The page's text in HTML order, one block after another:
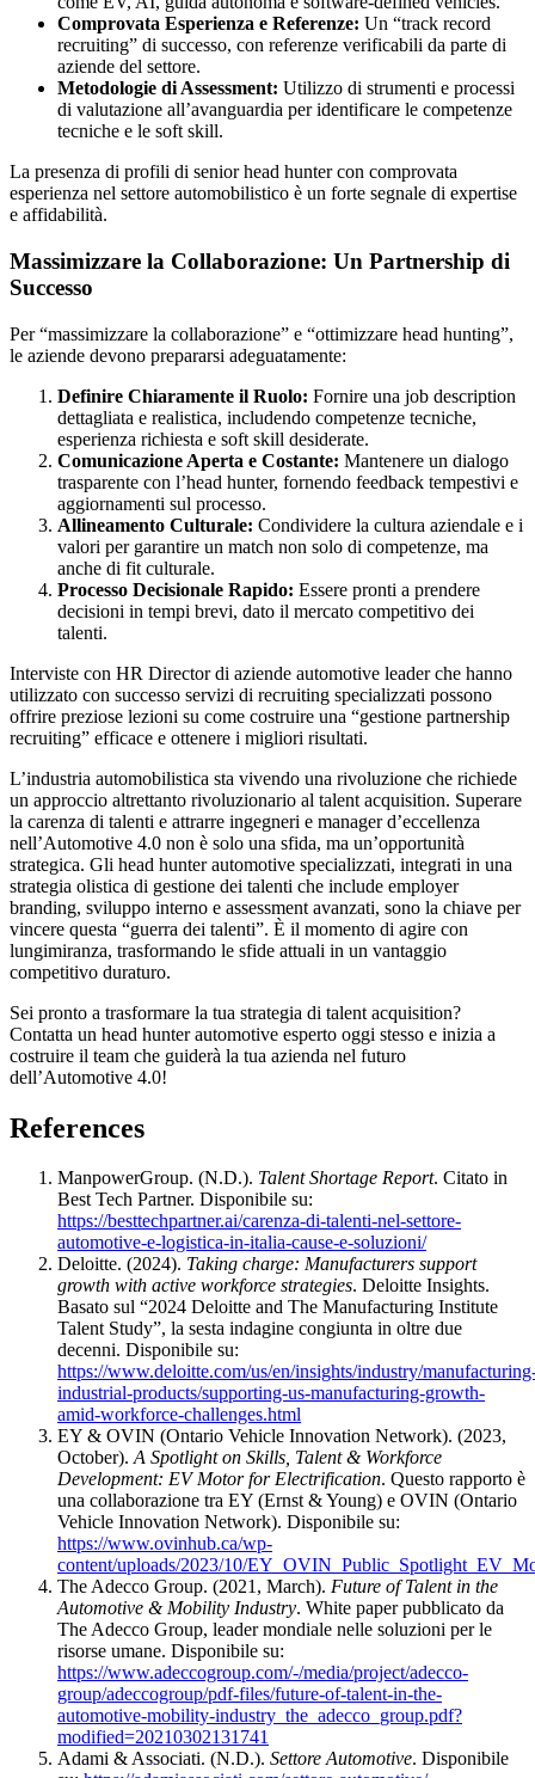
Comprovata Esperienza e Referenze: Un “track record
recruiting” di successo, con referenze verificabili da parte di
aziende del settore.
Metodologie di Assessment: Utilizzo di strumenti e processi
di valutazione all’avanguardia per identificare le competenze
tecniche e le soft skill.
La presenza di profili di senior head hunter con comprovata
esperienza nel settore automobilistico è un forte segnale di expertise
e affidabilità.
Massimizzare la Collaborazione: Un Partnership di
Successo
Per “massimizzare la collaborazione” e “ottimizzare head hunting”,
le aziende devono prepararsi adeguatamente:
Definire Chiaramente il Ruolo: Fornire una job description
dettagliata e realistica, includendo competenze tecniche,
esperienza richiesta e soft skill desiderate.
Comunicazione Aperta e Costante: Mantenere un dialogo
trasparente con l’head hunter, fornendo feedback tempestivi e
aggiornamenti sul processo.
Allineamento Culturale: Condividere la cultura aziendale e i
valori per garantire un match non solo di competenze, ma
anche di fit culturale.
Processo Decisionale Rapido: Essere pronti a prendere
decisioni in tempi brevi, dato il mercato competitivo dei
talenti.
Interviste con HR Director di aziende automotive leader che hanno
utilizzato con successo servizi di recruiting specializzati possono
offrire preziose lezioni su come costruire una “gestione partnership
recruiting” efficace e ottenere i migliori risultati.
L’industria automobilistica sta vivendo una rivoluzione che richiede
un approccio altrettanto rivoluzionario al talent acquisition. Superare
la carenza di talenti e attrarre ingegneri e manager d’eccellenza
nell’Automotive 4.0 non è solo una sfida, ma un’opportunità
strategica. Gli head hunter automotive specializzati, integrati in una
strategia olistica di gestione dei talenti che include employer
branding, sviluppo interno e assessment avanzati, sono la chiave per
vincere questa “guerra dei talenti”. È il momento di agire con
lungimiranza, trasformando le sfide attuali in un vantaggio
competitivo duraturo.
Sei pronto a trasformare la tua strategia di talent acquisition?
Contatta un head hunter automotive esperto oggi stesso e inizia a
costruire il team che guiderà la tua azienda nel futuro
dell’Automotive 4.0!
References
ManpowerGroup. (N.D.). Talent Shortage Report. Citato in
Best Tech Partner. Disponibile su:
https://besttechpartner.ai/carenza-di-talenti-nel-settore-
automotive-e-logistica-in-italia-cause-e-soluzioni/
Deloitte. (2024). Taking charge: Manufacturers support
growth with active workforce strategies. Deloitte Insights.
Basato sul “2024 Deloitte and The Manufacturing Institute
Talent Study”, la sesta indagine congiunta in oltre due
decenni. Disponibile su:
https://www.deloitte.com/us/en/insights/industry/
industrial-products/supporting-us-manufacturing-growth-
amid-workforce-challenges.html
EY & OVIN (Ontario Vehicle Innovation Network). (2023,
October).A Spotlight on Skills, Talent & Workforce
Development: EV Motor for Electrification. Questo rapporto è
una collaborazione tra EY (Ernst & Young) e OVIN (Ontario
Vehicle Innovation Network). Disponibile su:
https://www.ovinhub.ca/wp-
content/uploads/2023/10/
The Adecco Group. (2021, March). Future of Talent in the
Automotive & Mobility Industry. White paper pubblicato da
The Adecco Group, leader mondiale nelle soluzioni per le
risorse umane. Disponibile su:
https://www.adeccogroup.com/-/media/project/adecco-
group/adeccogroup/pdf-files/future-of-talent-in-the-
automotive-mobility-industry_the_adecco_group.pdf?
modified=20210302131741
Adami & Associati. (N.D.). Settore Automotive. Disponibile